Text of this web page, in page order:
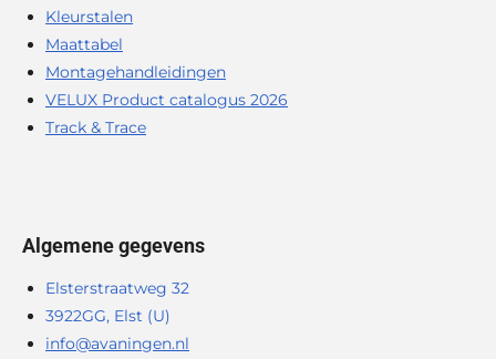
Kleurstalen
Maattabel
Montagehandleidingen
VELUX Product catalogus 2026
Track & Trace
Algemene gegevens
Elsterstraatweg 32
3922GG, Elst (U)
info@avaningen.nl